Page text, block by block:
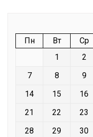
Пн Вт Ср
1
2
7
8 9
14
15 16
21
22 23
28
29 30